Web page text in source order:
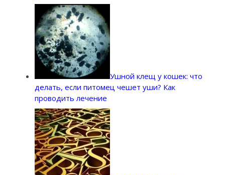
Ушной клещ у кошек: что
делать, если питомец чешет уши? Как
проводить лечение